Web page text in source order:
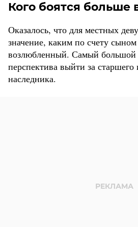
Кого боятся больше
Оказалось, что для местных
значение, каким по счету сыном
возлюбленный. Самый большой
перспектива выйти за
наследника.